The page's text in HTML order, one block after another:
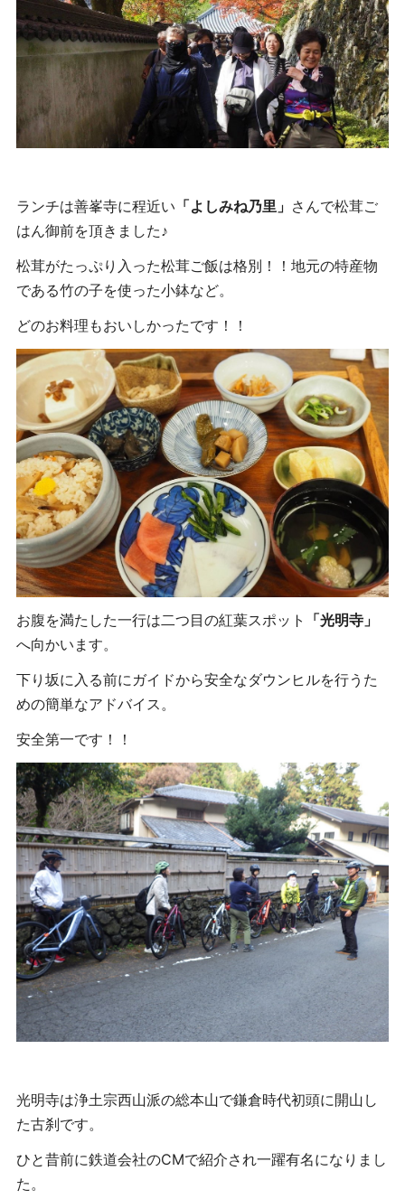
ランチは善峯寺に程近い 「よしみね乃里」 さんで松茸ご
はん御前を頂きました♪
松茸がたっぷり入った松茸ご飯は格別！！地元の特産物
である竹の子を使った小鉢など。
どのお料理もおいしかったです！！
お腹を満たした一行は二つ目の紅葉スポット
「光明寺」
へ向かいます。
下り坂に入る前にガイドから安全なダウンヒルを行うた
めの簡単なアドバイス。
安全第一です！！
光明寺は浄土宗西山派の総本山で鎌倉時代初頭に開山し
た古刹です。
ひと昔前に鉄道会社のCMで紹介され一躍有名になりまし
た。